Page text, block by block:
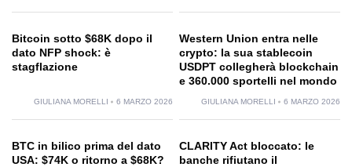
Bitcoin sotto $68K dopo il
dato NFP shock: è
stagflazione
GIULIANA MORELLI 6 MARZO 2026
Western Union entra nelle
crypto: la sua stablecoin
USDPT collegherà blockchain
e 360.000 sportelli nel mondo
GIULIANA MORELLI 6 MARZO 2026
BTC in bilico prima del dato
USA: $74K o ritorno a $68K?
CLARITY Act bloccato: le
banche rifiutano il